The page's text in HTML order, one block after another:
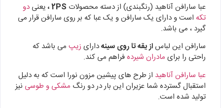
عبا سارافن آناهید (رنگبندی) از دسته محصولات 2PS ، یعنی دو
تکه است و دارای یک سارافن و یک عبا که بر روی سارافن قرار می
گیرد ، می باشد.
سارافن این لباس از یقه تا روی سینهدارای زیپ می باشد که
راحتی را برای مادران شیردهفراهم می کند.
عبا سارافن آناهید از طرح های پیشین مزون نورا است که به دلیل
استقبال گسترده شما عزیران این بار در دو رنگ مشکی و طوسی نیز
تولید شده است.